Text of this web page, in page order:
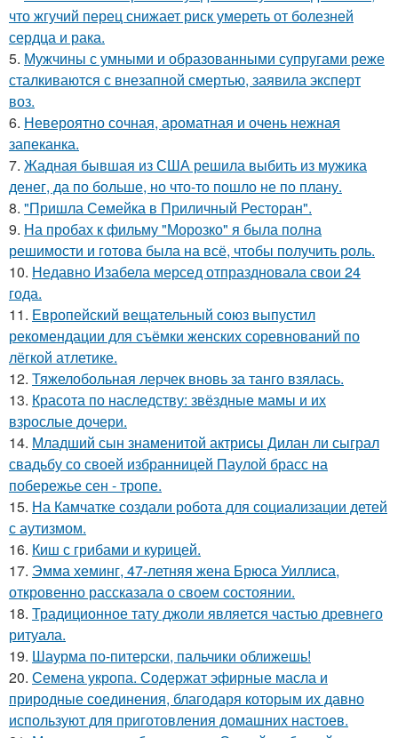
что жгучий перец снижает риск умереть от болезней
сердца и рака.
5. Мужчины с умными и образованными супругами реже
сталкиваются с внезапной смертью, заявила эксперт
воз.
6. Невероятно сочная, ароматная и очень нежная
запеканка.
7. Жадная бывшая из США решила выбить из мужика
денег, да по больше, но что-то пошло не по плану.
8. "Пришла Семейка в Приличный Ресторан".
9. На пробах к фильму "Морозко" я была полна
решимости и готова была на всё, чтобы получить роль.
10. Недавно Изабела мерсед отпраздновала свои 24
года.
11. Европейский вещательный союз выпустил
рекомендации для съёмки женских соревнований по
лёгкой атлетике.
12. Тяжелобольная лерчек вновь за танго взялась.
13. Красота по наследству: звёздные мамы и их
взрослые дочери.
14. Младший сын знаменитой актрисы Дилан ли сыграл
свадьбу со своей избранницей Паулой брасс на
побережье сен - тропе.
15. На Камчатке создали робота для социализации детей
с аутизмом.
16. Киш с грибами и курицей.
17. Эмма хеминг, 47-летняя жена Брюса Уиллиса,
откровенно рассказала о своем состоянии.
18. Традиционное тату джоли является частью древнего
ритуала.
19. Шаурма по-питерски, пальчики оближешь!
20. Семена укропа. Содержат эфирные масла и
природные соединения, благодаря которым их давно
используют для приготовления домашних настоев.